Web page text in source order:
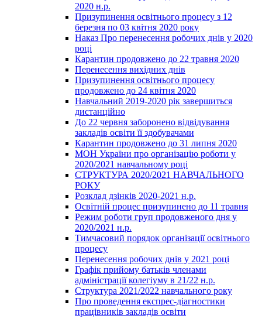
2020 н.р.
Призупинення освітнього процесу з 12
березня по 03 квітня 2020 року
Наказ Про перенесення робочих днів у 2020
році
Карантин продовжено до 22 травня 2020
Перенесення вихідних днів
Призупинення освітнього процесу
продовжено до 24 квітня 2020
Навчальний 2019-2020 рік завершиться
дистанційно
До 22 червня заборонено відвідування
закладів освіти її здобувачами
Карантин продовжено до 31 липня 2020
МОН України про організацію роботи у
2020/2021 навчальному році
СТРУКТУРА 2020/2021 НАВЧАЛЬНОГО
РОКУ
Розклад дзінків 2020-2021 н.р.
Освітній процес призупинено до 11 травня
Режим роботи груп продовженого дня у
2020/2021 н.р.
Тимчасовий порядок організації освітнього
процесу
Перенесення робочих днів у 2021 році
Графік прийому батьків членами
адміністрації колегіуму в 21/22 н.р.
Структура 2021/2022 навчального року
Про проведення експрес-діагностики
працівників закладів освіти